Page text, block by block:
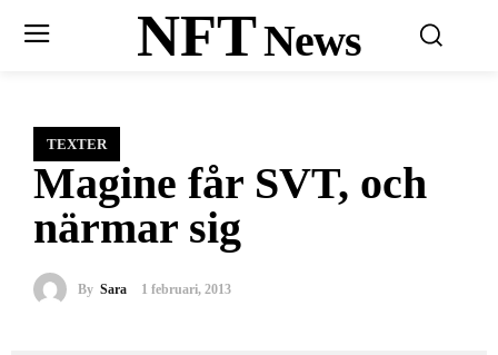
NFTNews
TEXTER
Magine får SVT, och
närmar sig
By Sara 1 februari, 2013